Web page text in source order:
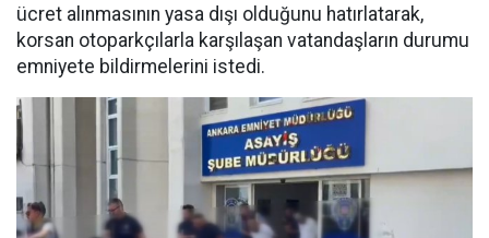
ücret alınmasının yasa dışı olduğunu hatırlatarak,
korsan otoparkçılarla karşılaşan vatandaşların durumu
emniyete bildirmelerini istedi.